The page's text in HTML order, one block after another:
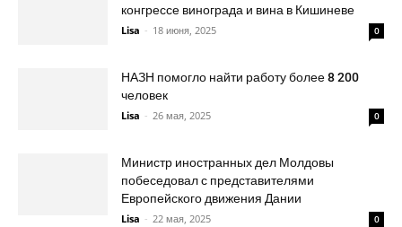
конгрессе винограда и вина в Кишиневе
Lisa - 18 июня, 2025 0
НАЗН помогло найти работу более 8 200
человек
Lisa - 26 мая, 2025 0
Министр иностранных дел Молдовы
побеседовал с представителями
Европейского движения Дании
Lisa - 22 мая, 2025 0